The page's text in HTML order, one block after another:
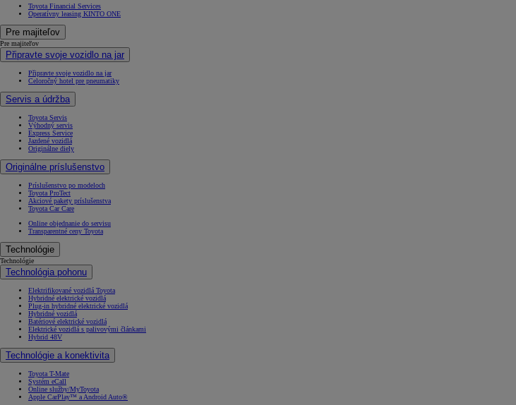
vr. zvýhodnenia1 000 €
a bonusu za výkup
Nový Yaris Cross
HYBRID
Toyota Financial Services
Operatívny leasing KINTO ONE
Pre majiteľov
Pre majiteľov
Připravte svoje vozidlo na jar
Připravte svoje vozidlo na jar
Celoročný hotel pre pneumatiky
Servis a údržba
Toyota Servis
Výhodný servis
Express Service
Jazdené vozidlá
Originálne diely
Originálne príslušenstvo
Príslušenstvo po modeloch
Toyota ProTect
Akciové pakety príslušenstva
Toyota Car Care
Online objednanie do servisu
Transparentné ceny Toyota
Technológie
Technológie
Technológia pohonu
Elektrifikované vozidlá Toyota
Hybridné elektrické vozidlá
Plug-in hybridné elektrické vozidlá
Hybridné vozidlá
Batériové elektrické vozidlá
Elektrické vozidlá s palivovými článkami
Hybrid 48V
Technológie a konektivita
Toyota T-Mate
Systém eCall
Online služby/MyToyota
Apple CarPlay™ a Android Auto®